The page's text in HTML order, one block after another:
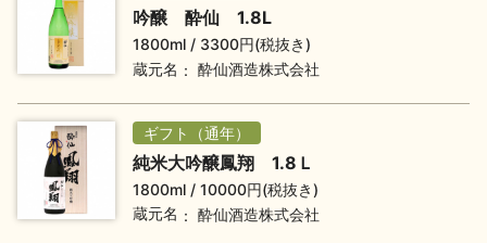
歳時記 地酒蔵元会検定
吟醸 酔仙 1.8L
1800ml
3300円(税抜き)
蔵元名
酔仙酒造株式会社
ギフト（通年）
純米大吟醸鳳翔 1.8Ｌ
1800ml
10000円(税抜き)
蔵元名
酔仙酒造株式会社